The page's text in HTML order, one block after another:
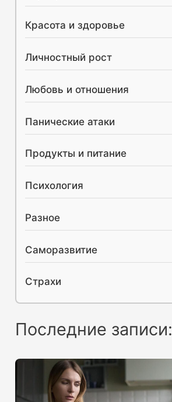
Красота и здоровье
Личностный рост
Любовь и отношения
Панические атаки
Продукты и питание
Психология
Разное
Саморазвитие
Страхи
Последние записи: